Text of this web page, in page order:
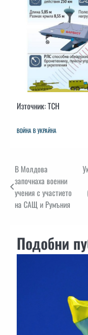
Източник: ТСН
ВОЙНА В УКРАЙНА
Навигация
В Молдова
започнаха военни
учения с участието
на САЩ и Румъния
Подобни